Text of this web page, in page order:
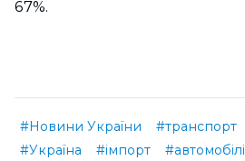
67%.
#Новини України #транспорт
#Україна
#імпорт #автомобілі